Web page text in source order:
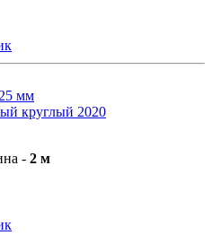
круглый 2020
- 2 м